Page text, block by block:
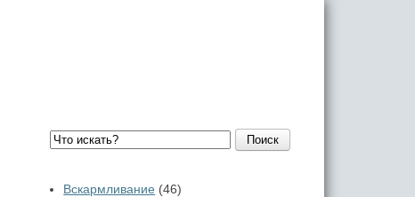
Поиск
Вскармливание (46)